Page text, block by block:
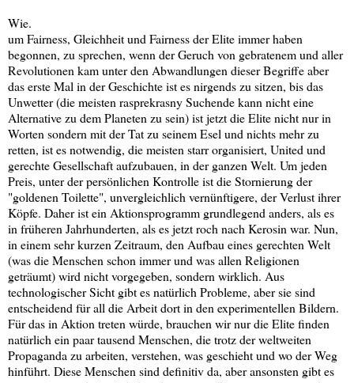
Wie.
um Fairness, Gleichheit und Fairness der Elite immer haben
begonnen, zu sprechen, wenn der Geruch von gebratenem und aller
Revolutionen kam unter den Abwandlungen dieser Begriffe aber
das erste Mal in der Geschichte ist es nirgends zu sitzen, bis das
Unwetter (die meisten rasprekrasny Suchende kann nicht eine
Alternative zu dem Planeten zu sein) ist jetzt die Elite nicht nur in
Worten sondern mit der Tat zu seinem Esel und nichts mehr zu
retten, ist es notwendig, die meisten starr organisiert, United und
gerechte Gesellschaft aufzubauen, in der ganzen Welt. Um jeden
Preis, unter der persönlichen Kontrolle ist die Stornierung der
"goldenen Toilette", unvergleichlich vernünftigere, der Verlust ihrer
Köpfe. Daher ist ein Aktionsprogramm grundlegend anders, als es
in früheren Jahrhunderten, als es jetzt roch nach Kerosin war. Nun,
in einem sehr kurzen Zeitraum, den Aufbau eines gerechten Welt
(was die Menschen schon immer und was allen Religionen
geträumt) wird nicht vorgegeben, sondern wirklich. Aus
technologischer Sicht gibt es natürlich Probleme, aber sie sind
entscheidend für all die Arbeit dort in den experimentellen Bildern.
Für das in Aktion treten würde, brauchen wir nur die Elite finden
natürlich ein paar tausend Menschen, die trotz der weltweiten
Propaganda zu arbeiten, verstehen, was geschieht und wo der Weg
hinführt. Diese Menschen sind definitiv da, aber ansonsten gibt es